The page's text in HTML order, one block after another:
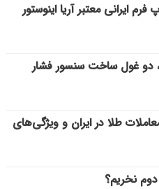
ایرانی معتبر آریا اینوستور
دو غول ساخت سنسور فشار
طلا در ایران و ویژگی‌های
نخریم؟